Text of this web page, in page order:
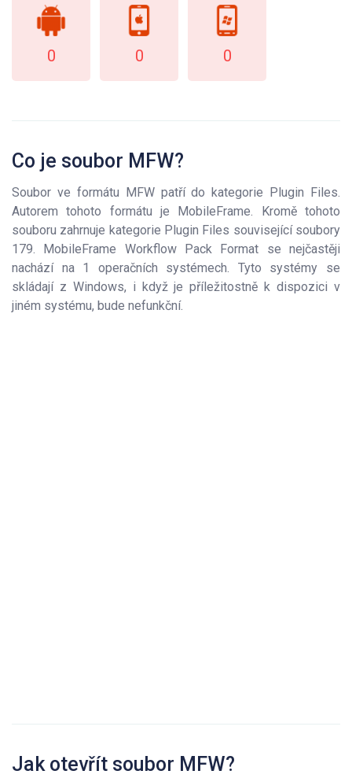
0 0 0
Co je soubor MFW?
Soubor ve formátu MFW patří do kategorie Plugin Files.
Autorem tohoto formátu je MobileFrame. Kromě tohoto
souboru zahrnuje kategorie Plugin Files související soubory
179. MobileFrame Workflow Pack Format se nejčastěji
nachází na 1 operačních systémech. Tyto systémy se
skládají z Windows, i když je příležitostně k dispozici v
jiném systému, bude nefunkční.
Jak otevřít soubor MFW?